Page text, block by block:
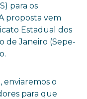
para os
proposta vem
Estadual dos
de Janeiro (Sepe-
enviaremos o
para que